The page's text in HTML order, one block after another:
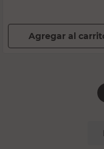
Agregar al